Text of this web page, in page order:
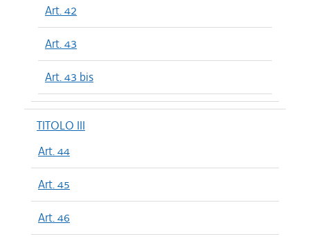
Art. 42
Art. 43
Art. 43 bis
TITOLO III
Art. 44
Art. 45
Art. 46